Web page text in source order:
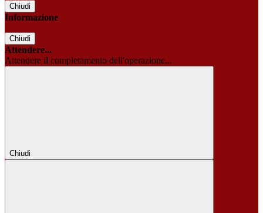
Chiudi
Informazione
Chiudi
Attendere...
Attendere il completamento dell'operazione...
Chiudi